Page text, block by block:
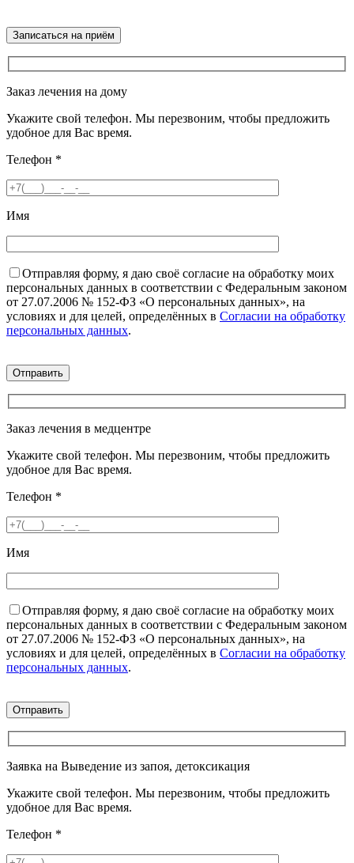
Заказ лечения на дому
Укажите свой телефон. Мы перезвоним, чтобы предложить
удобное для Вас время.
Телефон *
Имя
Отправляя форму, я даю своё согласие на обработку моих
персональных данных в соответствии с Федеральным законом
от 27.07.2006 № 152-ФЗ «О персональных данных», на
условиях и для целей, определённых в Согласии на обработку
персональных данных.
Заказ лечения в медцентре
Укажите свой телефон. Мы перезвоним, чтобы предложить
удобное для Вас время.
Телефон *
Имя
Отправляя форму, я даю своё согласие на обработку моих
персональных данных в соответствии с Федеральным законом
от 27.07.2006 № 152-ФЗ «О персональных данных», на
условиях и для целей, определённых в Согласии на обработку
персональных данных.
Заявка на Выведение из запоя, детоксикация
Укажите свой телефон. Мы перезвоним, чтобы предложить
удобное для Вас время.
Телефон *